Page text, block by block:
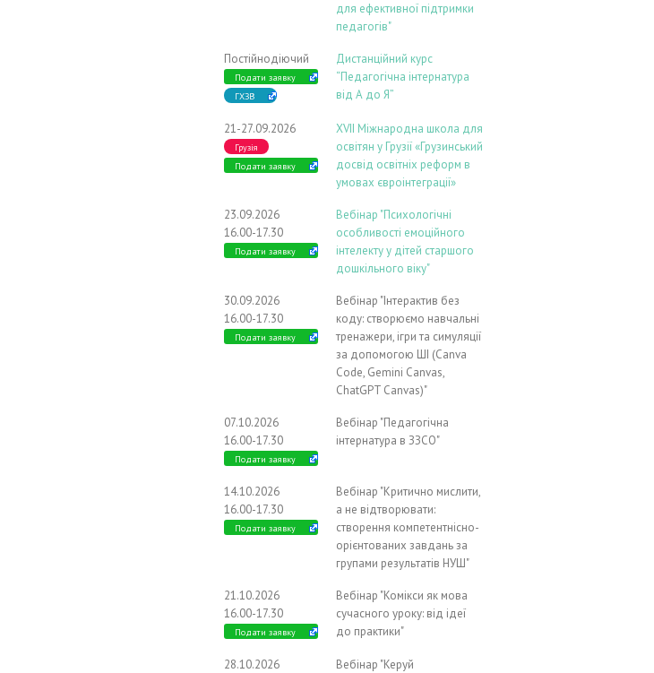
для ефективної підтримки
педагогів"
Постійнодіючий
Подати заявку
ГХЗВ
Дистанційний курс
“Педагогічна інтернатура
від А до Я”
21-27.09.2026
Грузія
Подати заявку
ХVIІ Міжнародна школа для
освітян у Грузії «Грузинський
досвід освітніх реформ в
умовах євроінтеграції»
23.09.2026
16.00-17.30
Подати заявку
Вебінар "Психологічні
особливості емоційного
інтелекту у дітей старшого
дошкільного віку"
30.09.2026
16.00-17.30
Подати заявку
Вебінар "Інтерактив без
коду: створюємо навчальні
тренажери, ігри та симуляції
за допомогою ШІ (Canva
Code, Gemini Canvas,
ChatGPT Canvas)"
07.10.2026
16.00-17.30
Подати заявку
Вебінар "Педагогічна
інтернатура в ЗЗСО"
14.10.2026
16.00-17.30
Подати заявку
Вебінар "Критично мислити,
а не відтворювати:
створення компетентнісно-
орієнтованих завдань за
групами результатів НУШ"
21.10.2026
16.00-17.30
Подати заявку
Вебінар "Комікси як мова
сучасного уроку: від ідеї
до практики"
28.10.2026
Вебінар "Керуй